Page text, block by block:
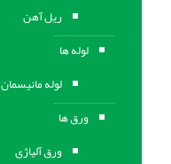
ریل آهن
لوله ها
لوله مانیسمان
ورق ها
ورق آلیاژی